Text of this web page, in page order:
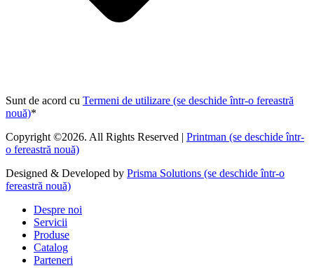
Sunt de acord cu Termeni de utilizare (se deschide într-o fereastră
nouă)*
Copyright ©2026. All Rights Reserved | Printman (se deschide într-
o fereastră nouă)
Designed & Developed by Prisma Solutions (se deschide într-o
fereastră nouă)
Despre noi
Servicii
Produse
Catalog
Parteneri